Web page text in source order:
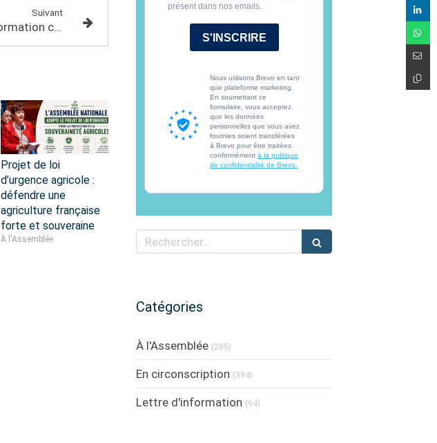
Suivant
IUT de Pontivy : une formation ciblée sur la méthanisation
Projet de loi
d’urgence agricole :
défendre une
agriculture française
forte et souveraine
À l'Assemblée
présent dans nos emails.
S'INSCRIRE
Nous utilisons Brevo en tant
que plateforme marketing.
En soumettant ce
formulaire, vous acceptez
que les données
personnelles que vous avez
fournies soient transférées
à Brevo pour être traitées
conformément à la politique
de confidentialité de Brevo.
Rechercher
Catégories
À l'Assemblée (285)
En circonscription (394)
Lettre d'information (94)